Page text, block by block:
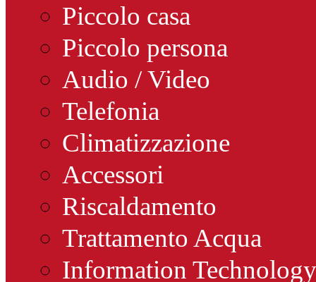
Piccolo casa
Piccolo persona
Audio / Video
Telefonia
Climatizzazione
Accessori
Riscaldamento
Trattamento Acqua
Information Technology